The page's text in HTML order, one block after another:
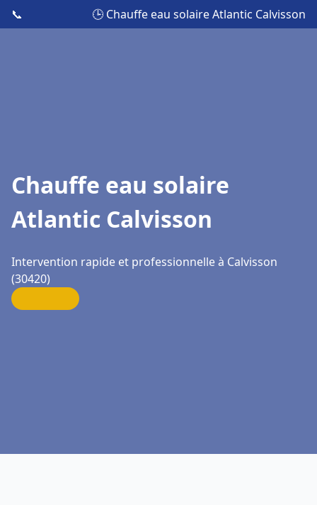
📞 🕒 Chauffe eau solaire Atlantic Calvisson
Chauffe eau solaire
Atlantic Calvisson
Intervention rapide et professionnelle à Calvisson
(30420)